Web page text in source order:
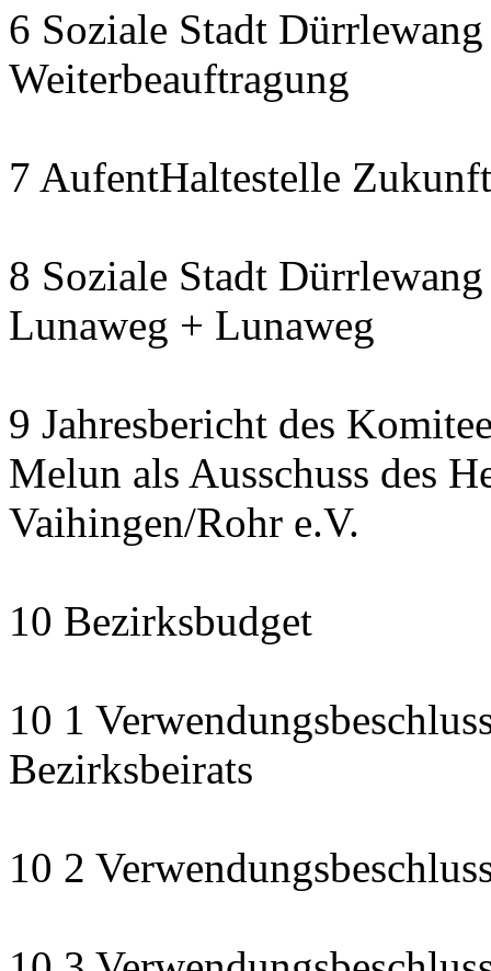
6 Soziale Stadt
Weiterbeauftragung
7 AufentHaltestelle
8 Soziale Stadt
Lunaweg + Lunaweg
9 Jahresbericht des
Melun als Ausschuss des
Vaihingen/Rohr e.V.
10 Bezirksbudget
10 1
Bezirksbeirats
10 2